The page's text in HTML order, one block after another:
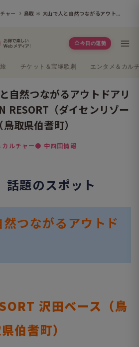
ャー 鳥取 ✽ 大山で人と自然つながるアウトドアリゾート ✽ DAISEN RESORT（ダイセンリゾート）沢田ベース（鳥取県伯耆町）
今日の運勢
チケット＆宝塚歌劇 エンタメ＆カル
自然つながるアウトドアリ
RESORT（ダイセンリゾー
取県伯耆町）
ルチャー● 中四国情報
話題のスポット
つながるアウトド
沢田ベース（鳥
伯耆町）